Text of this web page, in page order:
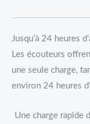
Jusqu’à 24 heures
Les écouteurs
une seule charge,
environ 24 heures
Une charge rapide